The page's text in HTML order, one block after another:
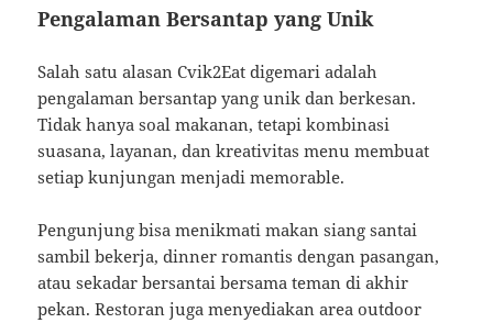
Pengalaman Bersantap yang Unik
Salah satu alasan Cvik2Eat digemari adalah
pengalaman bersantap yang unik dan berkesan.
Tidak hanya soal makanan, tetapi kombinasi
suasana, layanan, dan kreativitas menu membuat
setiap kunjungan menjadi memorable.
Pengunjung bisa menikmati makan siang santai
sambil bekerja, dinner romantis dengan pasangan,
atau sekadar bersantai bersama teman di akhir
pekan. Restoran juga menyediakan area outdoor